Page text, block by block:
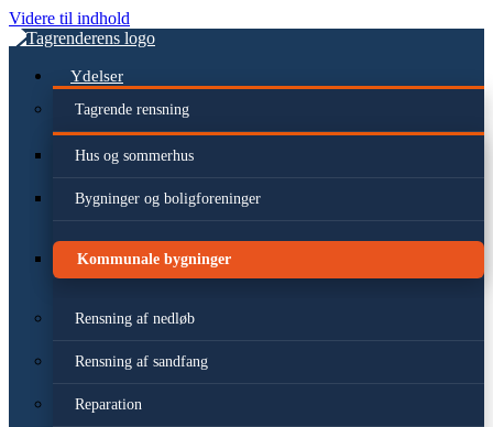
Videre til indhold
Ydelser
Tagrende rensning
Hus og sommerhus
Bygninger og boligforeninger
Kommunale bygninger
Rensning af nedløb
Rensning af sandfang
Reparation